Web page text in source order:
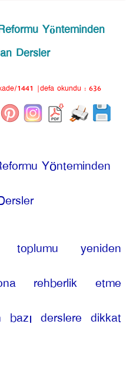
Yönteminden
Dersler
1441 |defa okundu : 636
Yönteminden
toplumu yeniden
rehberlik etme
bazı derslere dikkat